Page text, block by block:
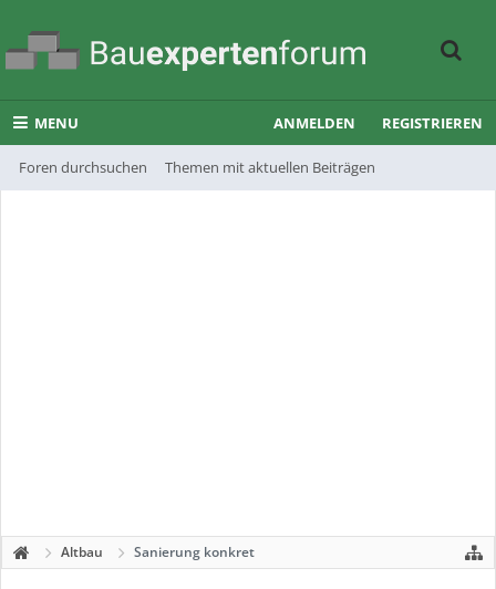
MENU
Foren durchsuchen Themen mit aktuellen Beiträgen
ANMELDEN REGISTRIEREN
Altbau Sanierung konkret